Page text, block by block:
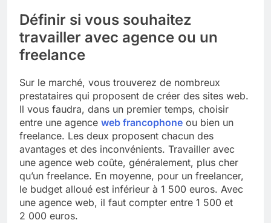
Définir si vous souhaitez
travailler avec agence ou un
freelance
Sur le marché, vous trouverez de nombreux
prestataires qui proposent de créer des sites web.
Il vous faudra, dans un premier temps, choisir
entre une agence web francophone ou bien un
freelance. Les deux proposent chacun des
avantages et des inconvénients. Travailler avec
une agence web coûte, généralement, plus cher
qu’un freelance. En moyenne, pour un freelancer,
le budget alloué est inférieur à 1 500 euros. Avec
une agence web, il faut compter entre 1 500 et
2 000 euros.